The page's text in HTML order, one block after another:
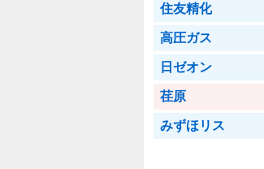
住友精化
高圧ガス
日ゼオン
荏原
みずほリス